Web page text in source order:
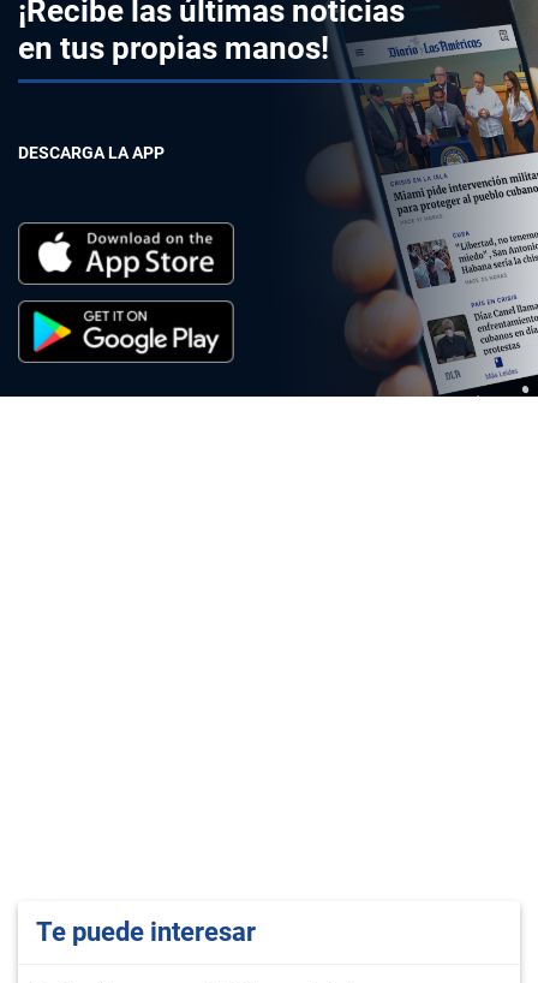
¡Recibe las últimas noticias
en tus propias manos!
DESCARGA LA APP
Te puede interesar